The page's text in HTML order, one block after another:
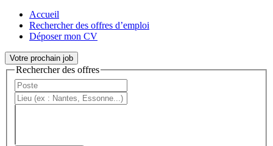
Accueil
Rechercher des offres d’emploi
Déposer mon CV
Votre prochain job
Rechercher des offres